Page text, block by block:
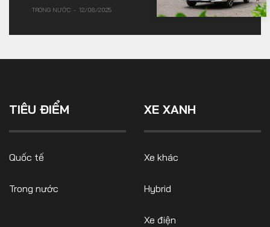
TRONG NƯỚC 12/08/2025
TIÊU ĐIỂM
Quốc tế
Trong nước
XE XANH
Xe khác
Hybrid
Xe điện